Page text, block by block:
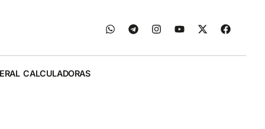
CALCULADORAS